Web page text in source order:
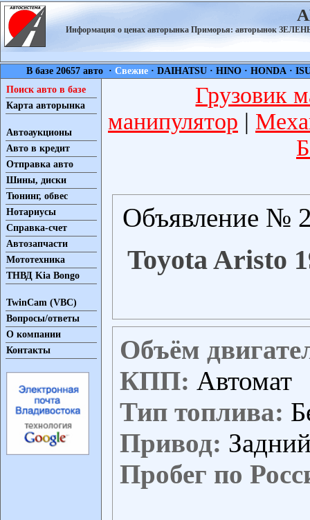
Информация о ценах авторынка Приморья: авторынок
В базе 20657 авто ·Свежие ·DAIHATSU ·HINO ·HONDA ·
Поиск авто в базе
Карта авторынка
Автоаукционы
Авто в кредит
Отправка авто
Шины, диски
Тюнинг, обвес
Нотариусы
Справка-счет
Автозапчасти
Мототехника
ТНВД Kia Bongo
TwinCam (VBC)
Вопросы/ответы
О компании
Контакты
Грузовик
манипулятор |
Объявление №
Toyota Aristo
Объём
КПП: Автомат
Тип топлива:
Привод:
Пробег по